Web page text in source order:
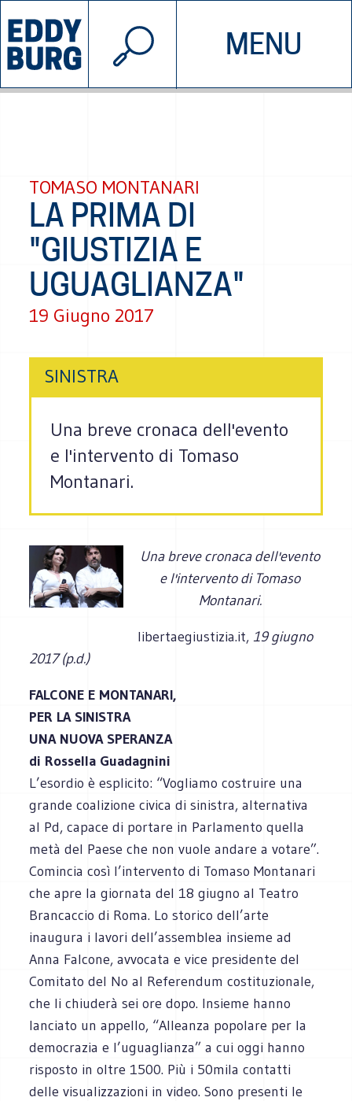
MENU
INIZIATIVE CHI SIAMO
© 2026 EDDYBURG
TOMASO MONTANARI
LA PRIMA DI
"GIUSTIZIA E
UGUAGLIANZA"
19 Giugno 2017
SINISTRA
Una breve cronaca dell'evento
e l'intervento di Tomaso
Montanari.
Una breve cronaca dell'evento
e l'intervento di Tomaso
Montanari.
libertaegiustizia.it,19 giugno
2017 (p.d.)
FALCONE E MONTANARI,
PER LA SINISTRA
UNA NUOVA SPERANZA
di Rossella Guadagnini
L’esordio è esplicito: “Vogliamo costruire una
grande coalizione civica di sinistra, alternativa
al Pd, capace di portare in Parlamento quella
metà del Paese che non vuole andare a votare”.
Comincia così l’intervento di Tomaso Montanari
che apre la giornata del 18 giugno al Teatro
Brancaccio di Roma. Lo storico dell’arte
inaugura i lavori dell’assemblea insieme ad
Anna Falcone, avvocata e vice presidente del
Comitato del No al Referendum costituzionale,
che li chiuderà sei ore dopo. Insieme hanno
lanciato un appello, “Alleanza popolare per la
democrazia e l’uguaglianza” a cui oggi hanno
risposto in oltre 1500. Più i 50mila contatti
delle visualizzazioni in video. Sono presenti le